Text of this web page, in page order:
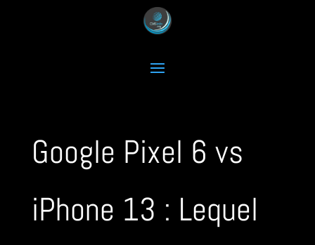
Google Pixel 6 vs
iPhone 13 : Lequel